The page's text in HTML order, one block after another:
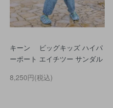
キーン ビッグキッズ ハイパ
ーポート エイチツー サンダル
8,250円(税込)